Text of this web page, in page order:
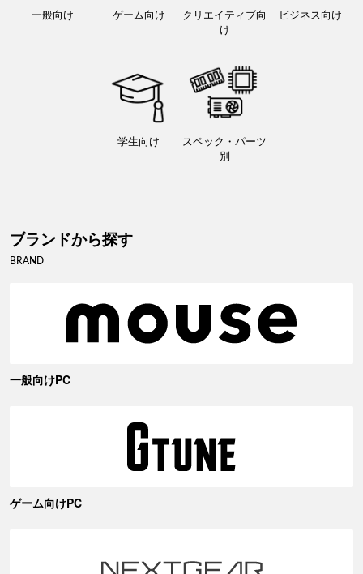
一般向け ゲーム向け
クリエイティブ向
け
ビジネス向け
学生向け
スペック・パーツ
別
ブランドから探す
BRAND
一般向けPC
ゲーム向けPC